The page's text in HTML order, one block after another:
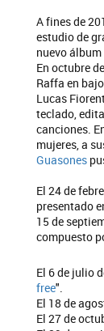
A fines de
estudio de
nuevo
En octubre
Raffa en
Lucas
teclado,
canciones.
mujeres, a
Guasones
El 24 de
presentado
15 de
compuesto
El 6 de julio
free".
El 18 de
El 27 de